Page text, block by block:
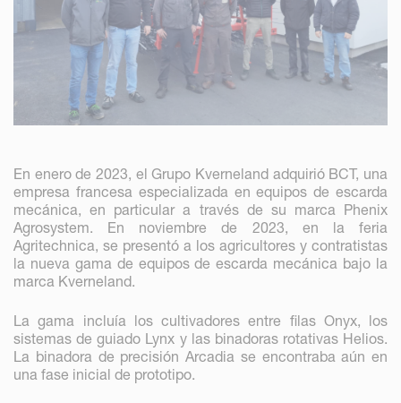
En enero de 2023, el Grupo Kverneland adquirió BCT, una
empresa francesa especializada en equipos de escarda
mecánica, en particular a través de su marca Phenix
Agrosystem. En noviembre de 2023, en la feria
Agritechnica, se presentó a los agricultores y contratistas
la nueva gama de equipos de escarda mecánica bajo la
marca Kverneland.
La gama incluía los cultivadores entre filas Onyx, los
sistemas de guiado Lynx y las binadoras rotativas Helios.
La binadora de precisión Arcadia se encontraba aún en
una fase inicial de prototipo.